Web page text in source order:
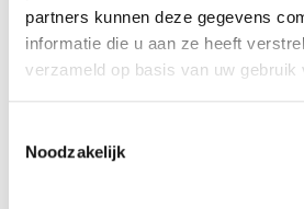
partners kunnen deze gegevens
informatie die u aan ze heeft
verzameld op basis van uw gebruik
Noodzakelijk
club
Borreltjestocht